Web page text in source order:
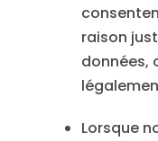
raison
données,
Lorsque